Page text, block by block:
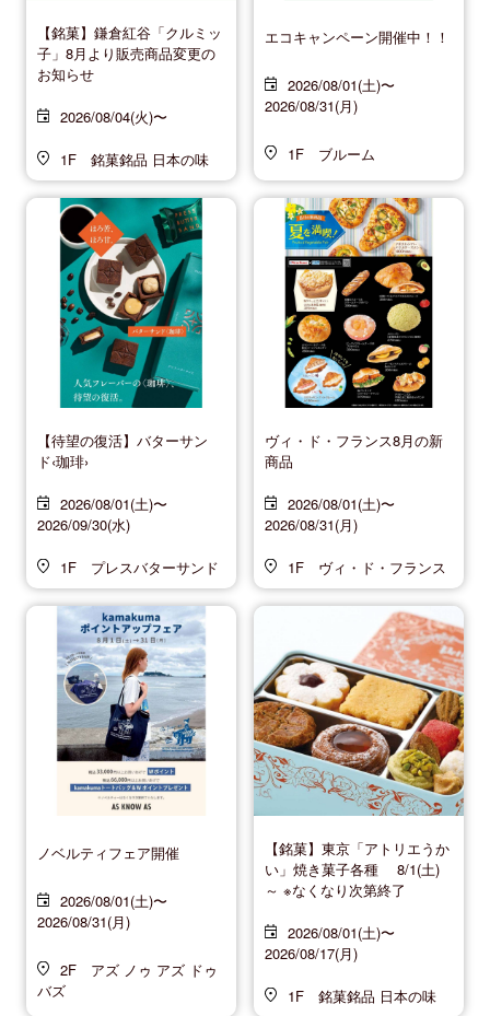
【銘菓】鎌倉紅谷「クルミッ
子」8月より販売商品変更の
お知らせ
2026/08/04(火)〜
1F 銘菓銘品 日本の味
エコキャンペーン開催中！！
2026/08/01(土)〜
2026/08/31(月)
1F ブルーム
【待望の復活】バターサン
ド‹珈琲›
2026/08/01(土)〜
2026/09/30(水)
1F プレスバターサンド
ヴィ・ド・フランス8月の新
商品
2026/08/01(土)〜
2026/08/31(月)
1F ヴィ・ド・フランス
ノベルティフェア開催
2026/08/01(土)〜
2026/08/31(月)
2F アズ ノゥ アズ ドゥ
バズ
【銘菓】東京「アトリエうか
い」焼き菓子各種 8/1(土)
～ ※なくなり次第終了
2026/08/01(土)〜
2026/08/17(月)
1F 銘菓銘品 日本の味